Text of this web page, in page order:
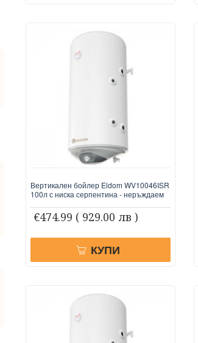
Вертикален бойлер Eldom WV10046ISR
100л с ниска серпентина - неръждаем
€474.99 ( 929.00 лв )
КУПИ